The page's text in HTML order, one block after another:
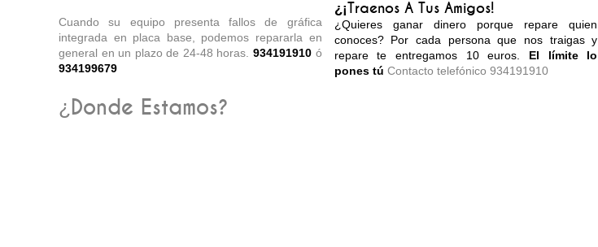
Cuando su equipo presenta fallos de gráfica
integrada en placa base, podemos repararla en
general en un plazo de 24-48 horas.934191910 ó
934199679
¿ ¡Traenos A Tus Amigos!
¿Quieres ganar dinero porque repare quien
conoces? Por cada persona que nos traigas y
repare te entregamos 10 euros. El límite lo
pones tú Contacto telefónico 934191910
¿Donde Estamos?